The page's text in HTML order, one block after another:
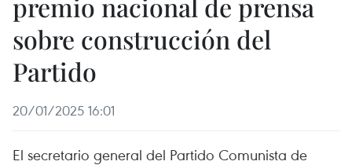
sobre construcción del
Partido
20/01/2025 16:01
El secretario general del Partido Comunista de